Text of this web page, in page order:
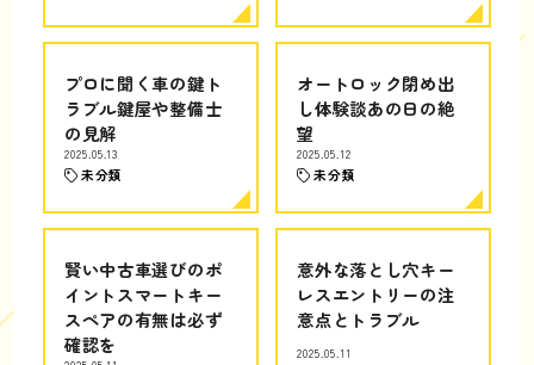
プロに聞く車の鍵ト
ラブル鍵屋や整備士
の見解
2025.05.13
未分類
オートロック閉め出
し体験談あの日の絶
望
2025.05.12
未分類
賢い中古車選びのポ
イントスマートキー
スペアの有無は必ず
確認を
意外な落とし穴キー
レスエントリーの注
意点とトラブル
2025.05.11